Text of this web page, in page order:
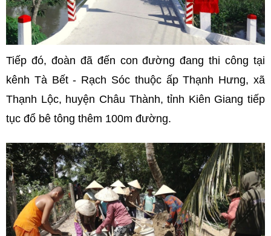
Tiếp đó, đoàn đã đến con đường đang thi công tại
kênh Tà Bết - Rạch Sóc thuộc ấp Thạnh Hưng, xã
Thạnh Lộc, huyện Châu Thành, tỉnh Kiên Giang tiếp
tục đổ bê tông thêm 100m đường.